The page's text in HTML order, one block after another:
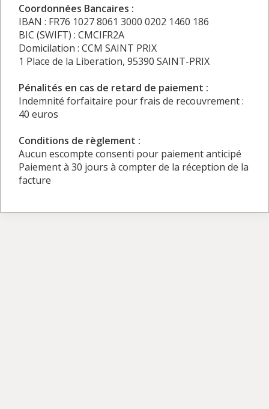
Coordonnées Bancaires :
IBAN : FR76 1027 8061 3000 0202 1460 186
BIC (SWIFT) : CMCIFR2A
Domicilation : CCM SAINT PRIX
1 Place de la Liberation, 95390 SAINT-PRIX
Pénalités en cas de retard de paiement :
Indemnité forfaitaire pour frais de recouvrement :
40 euros
Conditions de règlement :
Aucun escompte consenti pour paiement anticipé
Paiement à 30 jours à compter de la réception de la
facture